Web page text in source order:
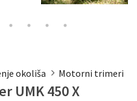
okoliša Motorni trimeri
UMK 450 X